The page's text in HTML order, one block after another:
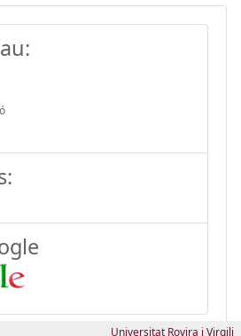
Universitat Rovira i Virgili